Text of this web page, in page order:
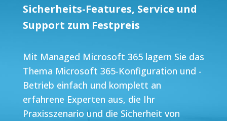
Sicherheits-Features, Service und
Support zum Festpreis
Mit Managed Microsoft 365 lagern Sie das
Thema Microsoft 365-Konfiguration und -
Betrieb einfach und komplett an
erfahrene Experten aus, die Ihr
Praxisszenario und die Sicherheit von